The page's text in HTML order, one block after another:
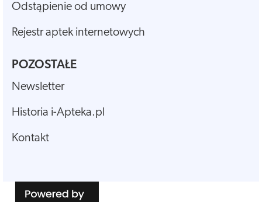
Odstąpienie od umowy
Rejestr aptek internetowych
POZOSTAŁE
Newsletter
Historia i-Apteka.pl
Kontakt